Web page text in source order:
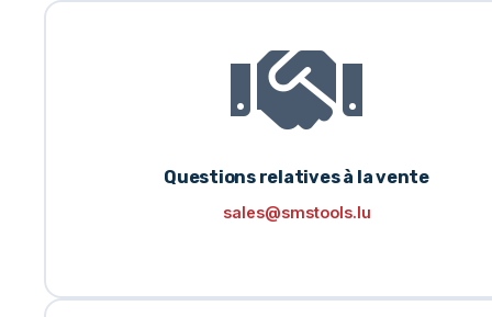
Questions relatives à la vente
sales@smstools.lu